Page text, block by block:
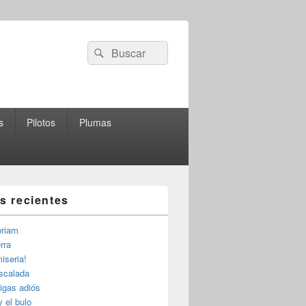
Buscar
por:
Buscar
Pilotos Plumas
recientes
adiós
el bulo